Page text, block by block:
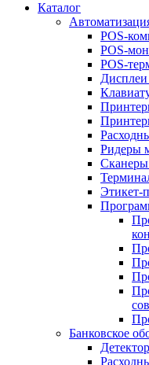
Каталог
POS-
POS-
POS-
Дисплеи
Ридеры
Этикет-
Банковское